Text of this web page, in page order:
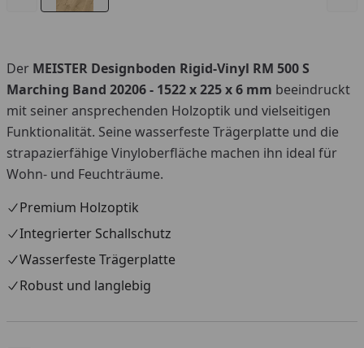
Der MEISTER Designboden Rigid-Vinyl RM 500 S
Marching Band 20206 - 1522 x 225 x 6 mm beeindruckt
mit seiner ansprechenden Holzoptik und vielseitigen
Funktionalität. Seine wasserfeste Trägerplatte und die
strapazierfähige Vinyloberfläche machen ihn ideal für
Wohn- und Feuchträume.
Premium Holzoptik
Integrierter Schallschutz
Wasserfeste Trägerplatte
Robust und langlebig